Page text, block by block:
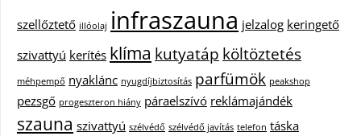
szellőztető illóolaj infraszauna jelzalog keringető
szivattyú kerítés klíma kutyatáp költöztetés
méhpempő nyaklánc nyugdíjbiztosítás parfümök peakshop
pezsgő progeszteron hiány páraelszívó reklámajándék
szauna szivattyú szélvédő szélvédő javítás telefon táska